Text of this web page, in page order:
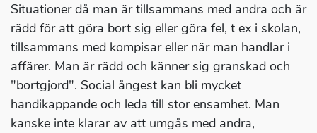
Situationer då man är tillsammans med andra och är
rädd för att göra bort sig eller göra fel, t ex i skolan,
tillsammans med kompisar eller när man handlar i
affärer. Man är rädd och känner sig granskad och
"bortgjord". Social ångest kan bli mycket
handikappande och leda till stor ensamhet. Man
kanske inte klarar av att umgås med andra,